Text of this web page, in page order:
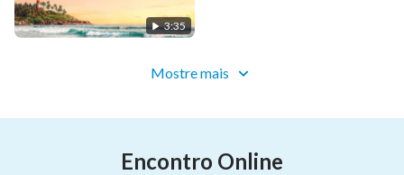
A voz de Deus se espalha pela terra.
Para os escolhidos mais palavras Ele tem.
Como um trovão que treme montanhas e rios,
Ele fala a todo o universo e humanidade.
3:35
Mostre mais
Encontro Online